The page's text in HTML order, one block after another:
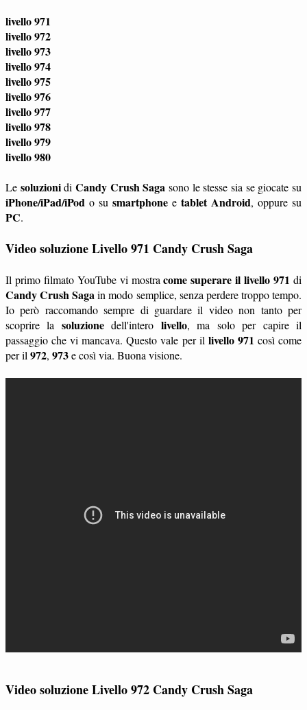
livello 971
livello 972
livello 973
livello 974
livello 975
livello 976
livello 977
livello 978
livello 979
livello 980
Le soluzionidiCandy Crush Saga sono le stesse sia se giocate su
iPhone/iPad/iPod o su smartphone e tablet Android, oppure su
PC.
Video soluzione Livello 971 Candy Crush Saga
Il primo filmato YouTube vi mostracome superare il livello 971 di
Candy Crush Sagain modo semplice, senza perdere troppo tempo.
Io però raccomando sempre di guardare il video non tanto per
scoprire la soluzionedell'intero livello, ma solo per capire il
passaggio che vi mancava. Questo vale per il livello 971 così come
per il 972, 973e così via. Buona visione.
Video soluzione Livello 972 Candy Crush Saga